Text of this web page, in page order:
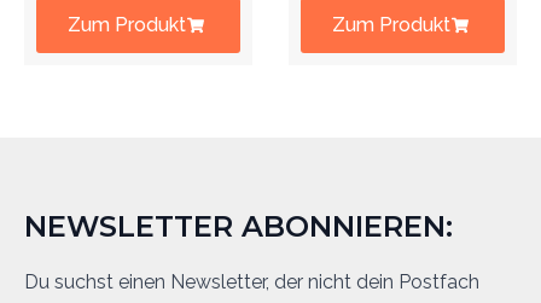
Zum Produkt Zum Produkt
NEWSLETTER ABONNIEREN:
Du suchst einen Newsletter, der nicht dein Postfach